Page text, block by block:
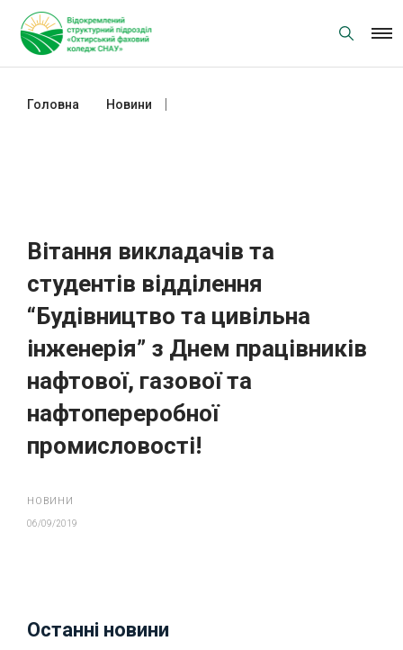
content
Головна Новини
Вітання викладачів та
студентів відділення
“Будівництво та цивільна
інженерія” з Днем працівників
нафтової, газової та
нафтопереробної
промисловості!
НОВИНИ
06/09/2019
Останні новини